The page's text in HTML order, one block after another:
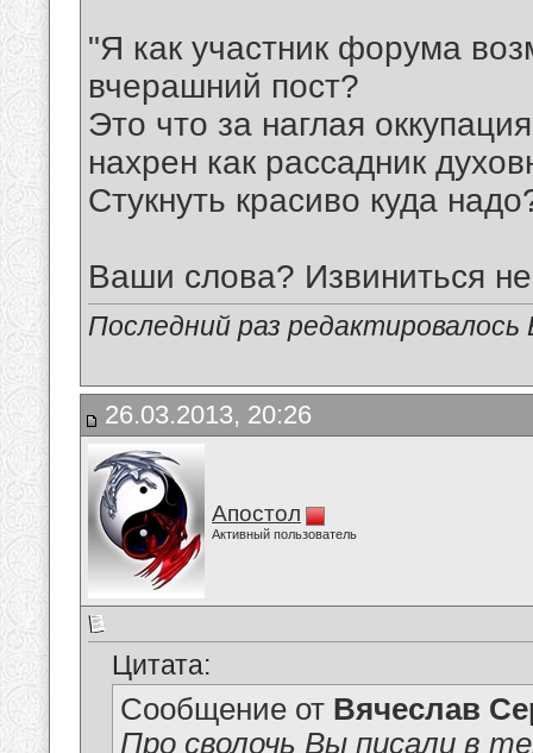
"Я как участник форума
вчерашний пост?
Это что за наглая
нахрен как рассадник
Стукнуть красиво куда
Ваши слова? Извиниться
Последний раз
26.03.2013, 20:26
Апостол
Активный пользователь
Цитата:
Сообщение от Вячеслав
Про сволочь Вы писали в